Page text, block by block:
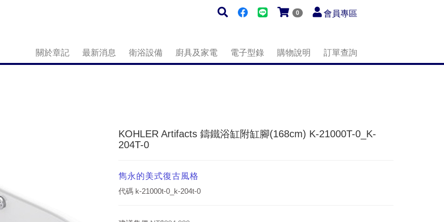
0 會員專區
關於章記 最新消息 衛浴設備 廚具及家電 電子型錄 購物說明 訂單查詢
KOHLER Artifacts 鑄鐵浴缸附缸腳(168cm) K-21000T-0_K-
204T-0
雋永的美式復古風格
代碼 k-21000t-0_k-204t-0